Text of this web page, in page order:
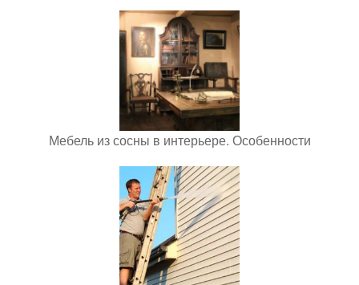
Мебель из сосны в интерьере. Особенности